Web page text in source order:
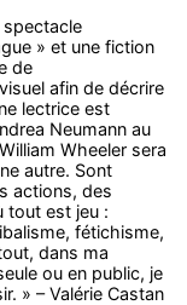
» et une fiction
de
afin de décrire
lectrice est
Neumann au
Wheeler sera
autre. Sont
actions, des
tout est jeu :
fétichisme,
dans ma
ou en public, je
» – Valérie Castan